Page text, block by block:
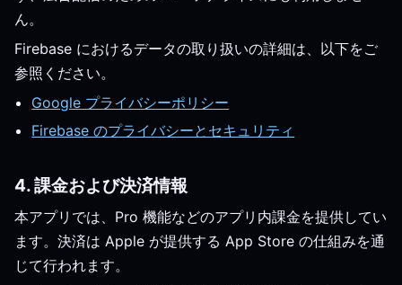
ん。
Firebase におけるデータの取り扱いの詳細は、以下をご
参照ください。
Google プライバシーポリシー
Firebase のプライバシーとセキュリティ
4. 課金および決済情報
本アプリでは、Pro 機能などのアプリ内課金を提供してい
ます。決済は Apple が提供する App Store の仕組みを通
じて行われます。